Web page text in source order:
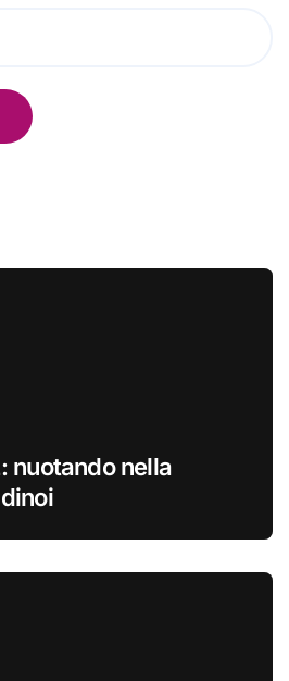
nuotando nella